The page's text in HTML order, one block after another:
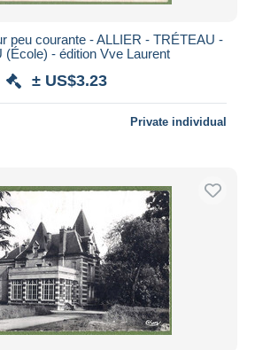
peu courante - ALLIER - TRÉTEAU -
(École) - édition Vve Laurent
± US$3.23
Private individual